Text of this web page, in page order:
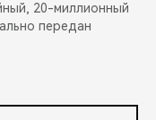
20-миллионный
передан